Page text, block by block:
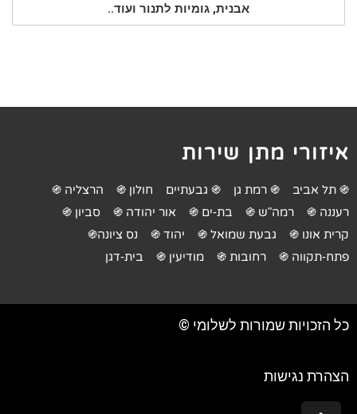
אבנית, גומיות לתנור ועוד..
איזורי מתן שירות
֍ תל אביב ֍ רמת גן ֍ גבעתיים חולון ֍
הרצליה ֍
רעננה ֍
רמה"ש ֍ בת-ים ֍ אור יהודה ֍
סביון ֍
קרית אונו ֍
גבעת שמואל ֍ יהוד ֍
נס ציונה֍
פתח-תקווה ֍
רחובות ֍ מודיעין ֍ בית-דגן
כל הזכויות שמורות לשלומי ©
הצהרת נגישות